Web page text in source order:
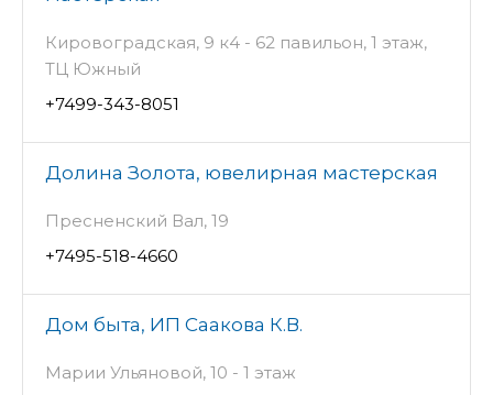
Кировоградская, 9 к4 - 62 павильон, 1 этаж,
ТЦ Южный
+7499-343-8051
Долина Золота, ювелирная мастерская
Пресненский Вал, 19
+7495-518-4660
Дом быта, ИП Саакова К.В.
Марии Ульяновой, 10 - 1 этаж